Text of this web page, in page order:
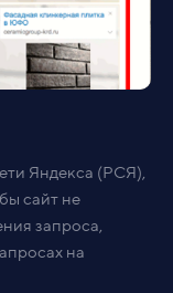
Яндекса (РСЯ),
сайт не
запроса,
на